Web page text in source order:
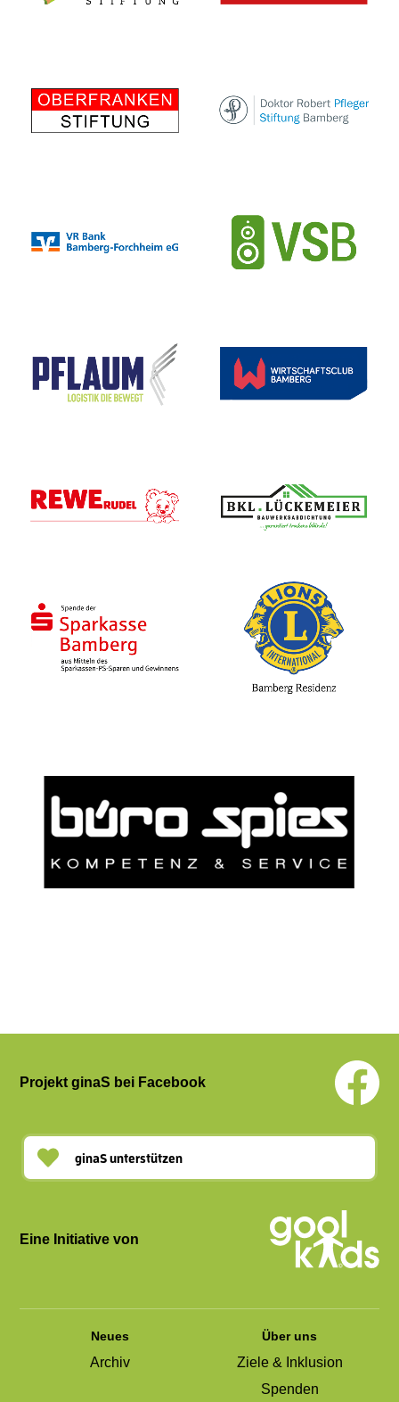
Projekt ginaS bei Facebook
ginaS unterstützen
Eine Initiative von
Neues
Archiv
Über uns
Ziele & Inklusion
Spenden